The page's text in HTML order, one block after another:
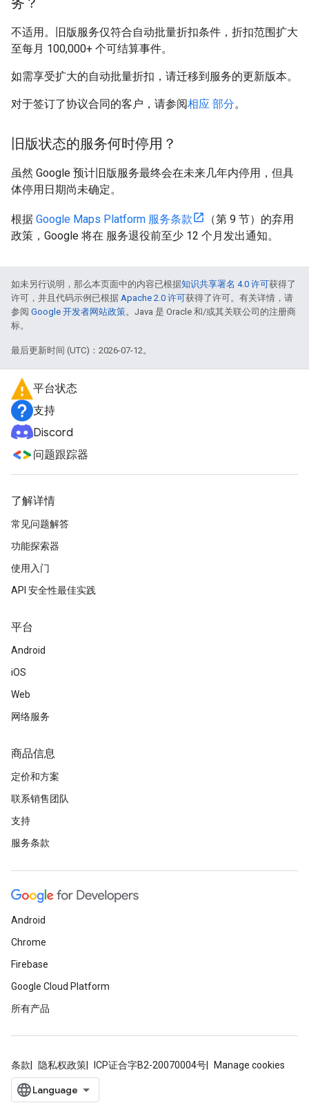
不适用。旧版服务仅符合自动批量折扣条件，折扣范围扩大
至每月 100,000+ 个可结算事件。
如需享受扩大的自动批量折扣，请迁移到服务的更新版本。
对于签订了协议合同的客户，请参阅相应 部分。
旧版状态的服务何时停用？
虽然 Google 预计旧版服务最终会在未来几年内停用，但具
体停用日期尚未确定。
根据 Google Maps Platform 服务条款
（第 9 节）的弃用
政策，Google 将在 服务退役前至少 12 个月发出通知。
如未另行说明，那么本页面中的内容已根据知识共享署名 4.0 许可获得了
许可，并且代码示例已根据 Apache 2.0 许可获得了许可。有关详情，请
参阅 Google 开发者网站政策。Java 是 Oracle 和/或其关联公司的注册商
标。
最后更新时间 (UTC)：2026-07-12。
平台状态
支持
Discord
问题跟踪器
了解详情
常见问题解答
功能探索器
使用入门
API 安全性最佳实践
平台
Android
iOS
Web
网络服务
商品信息
定价和方案
联系销售团队
支持
服务条款
Android
Chrome
Firebase
Google Cloud Platform
所有产品
条款 隐私权政策 ICP证合字B2-20070004号 Manage cookies